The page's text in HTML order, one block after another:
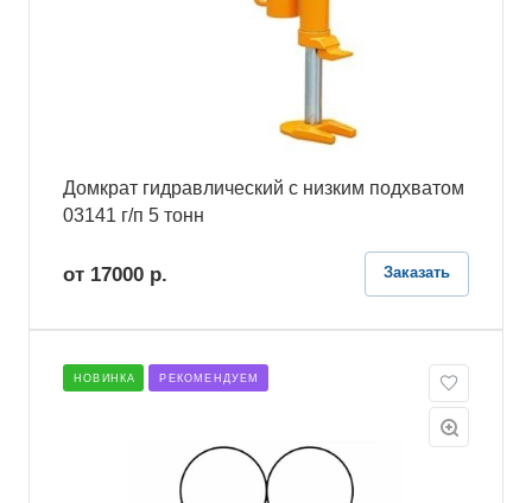
Домкрат гидравлический с низким подхватом
03141 г/п 5 тонн
от 17000 р. Заказать
НОВИНКА РЕКОМЕНДУЕМ